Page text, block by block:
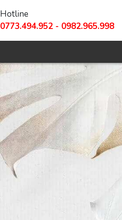
Hotline
0773.494.952 - 0982.965.998